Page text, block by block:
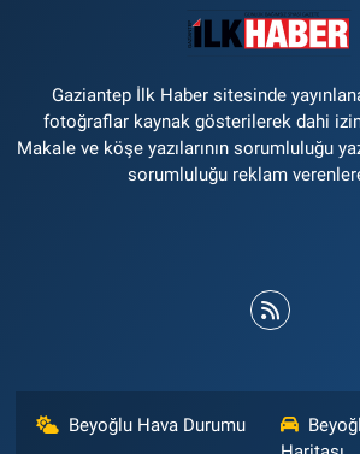
Gaziantep İlk Haber sitesinde
fotoğraflar kaynak gösterilerek dahi
Makale ve köşe yazılarının sorumluluğu
sorumluluğu reklam
Beyoğlu Hava Durumu